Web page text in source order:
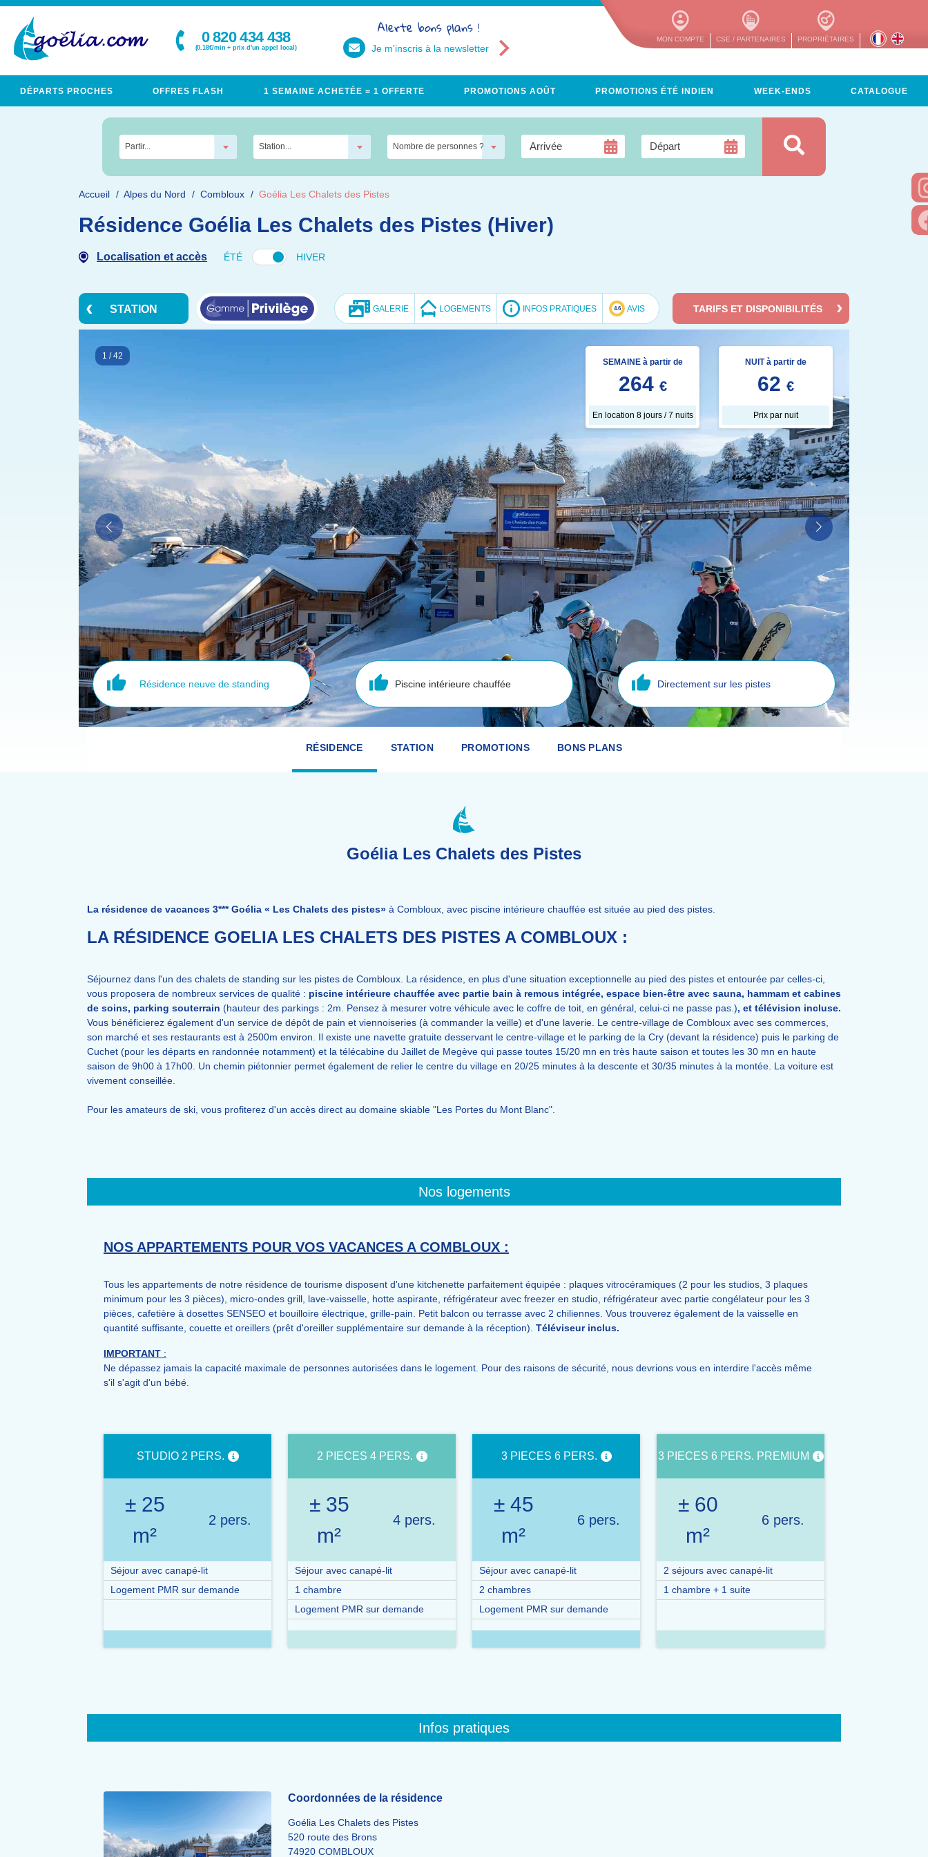
MON COMPTE CSE / PARTENAIRES PROPRIÉTAIRES
0 820 434 438
(0.18€/min + prix d'un appel local)
Alerte bons plans !
Je m'inscris à la newsletter
DÉPARTS PROCHES OFFRES FLASH 1 SEMAINE ACHETÉE = 1 OFFERTE PROMOTIONS AOÛT PROMOTIONS ÉTÉ INDIEN WEEK-ENDS CATALOGUE
Partir... Station... Nombre de personnes ?
Accueil Alpes du Nord Combloux Goélia Les Chalets des Pistes
Résidence Goélia Les Chalets des Pistes (Hiver)
Localisation et accès ÉTÉ HIVER
STATION GALERIE LOGEMENTS INFOS PRATIQUES AVIS TARIFS ET DISPONIBILITÉS
1 /42
SEMAINE à partir de
264 €
En location 8 jours / 7 nuits
NUIT à partir de
62 €
Prix par nuit
Résidence neuve de standing Piscine intérieure chauffée Directement sur les pistes
RÉSIDENCE STATION PROMOTIONS BONS PLANS
Goélia Les Chalets des Pistes
La résidence de vacances 3*** Goélia « Les Chalets des pistes» à Combloux, avec piscine intérieure chauffée est située au pied des pistes.
LA RÉSIDENCE GOELIA LES CHALETS DES PISTES A COMBLOUX :
Séjournez dans l'un des chalets de standing sur les pistes de Combloux. La résidence, en plus d'une situation exceptionnelle au pied des pistes et entourée par celles-ci,
vous proposera de nombreux services de qualité : piscine intérieure chauffée avec partie bain à remous intégrée, espace bien-être avec sauna, hammam et cabines
de soins, parking souterrain (hauteur des parkings : 2m. Pensez à mesurer votre véhicule avec le coffre de toit, en général, celui-ci ne passe pas.), et télévision incluse.
Vous bénéficierez également d'un service de dépôt de pain et viennoiseries (à commander la veille) et d'une laverie. Le centre-village de Combloux avec ses commerces,
son marché et ses restaurants est à 2500m environ. Il existe une navette gratuite desservant le centre-village et le parking de la Cry (devant la résidence) puis le parking de
Cuchet (pour les départs en randonnée notamment) et la télécabine du Jaillet de Megève qui passe toutes 15/20 mn en très haute saison et toutes les 30 mn en haute
saison de 9h00 à 17h00. Un chemin piétonnier permet également de relier le centre du village en 20/25 minutes à la descente et 30/35 minutes à la montée. La voiture est
vivement conseillée.
Pour les amateurs de ski, vous profiterez d'un accès direct au domaine skiable "Les Portes du Mont Blanc".
Nos logements
NOS APPARTEMENTS POUR VOS VACANCES A COMBLOUX :
Tous les appartements de notre résidence de tourisme disposent d'une kitchenette parfaitement équipée : plaques vitrocéramiques (2 pour les studios, 3 plaques
minimum pour les 3 pièces), micro-ondes grill, lave-vaisselle, hotte aspirante, réfrigérateur avec freezer en studio, réfrigérateur avec partie congélateur pour les 3
pièces, cafetière à dosettes SENSEO et bouilloire électrique, grille-pain. Petit balcon ou terrasse avec 2 chiliennes. Vous trouverez également de la vaisselle en
quantité suffisante, couette et oreillers (prêt d'oreiller supplémentaire sur demande à la réception). Téléviseur inclus.
IMPORTANT :
Ne dépassez jamais la capacité maximale de personnes autorisées dans le logement. Pour des raisons de sécurité, nous devrions vous en interdire l'accès même
s'il s'agit d'un bébé.
STUDIO 2 PERS.
± 25
m²
2 pers.
Séjour avec canapé-lit
Logement PMR sur demande
2 PIECES 4 PERS.
± 35
m²
4 pers.
Séjour avec canapé-lit
1 chambre
Logement PMR sur demande
3 PIECES 6 PERS.
± 45
m²
6 pers.
Séjour avec canapé-lit
2 chambres
Logement PMR sur demande
3 PIECES 6 PERS. PREMIUM
± 60
m²
6 pers.
2 séjours avec canapé-lit
1 chambre + 1 suite
Infos pratiques
Coordonnées de la résidence
Goélia Les Chalets des Pistes
520 route des Brons
74920 COMBLOUX